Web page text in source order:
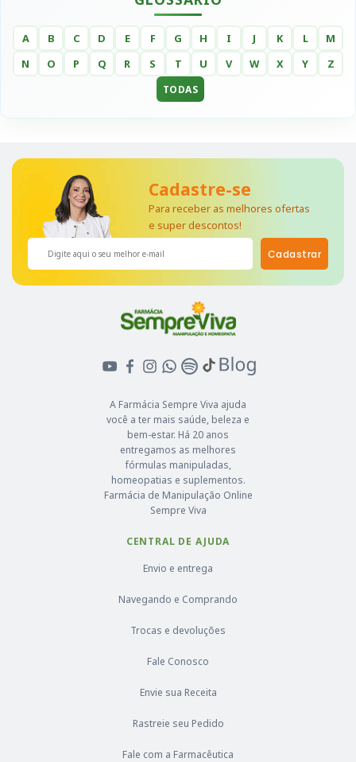
A B C D E F G H I J K L
M
N
O P Q R S T U V W X Y Z
TODAS
A Farmácia Sempre Viva ajuda
você a ter mais saúde, beleza e
bem-estar. Há 20 anos
entregamos as melhores
fórmulas manipuladas,
homeopatias e suplementos.
Farmácia de Manipulação Online
Sempre Viva
CENTRAL DE AJUDA
Envio e entrega
Navegando e Comprando
Trocas e devoluções
Fale Conosco
Envie sua Receita
Rastreie seu Pedido
Fale com a Farmacêutica
Cadastre-se
Para receber as melhores ofertas
e super descontos!
Cadastrar